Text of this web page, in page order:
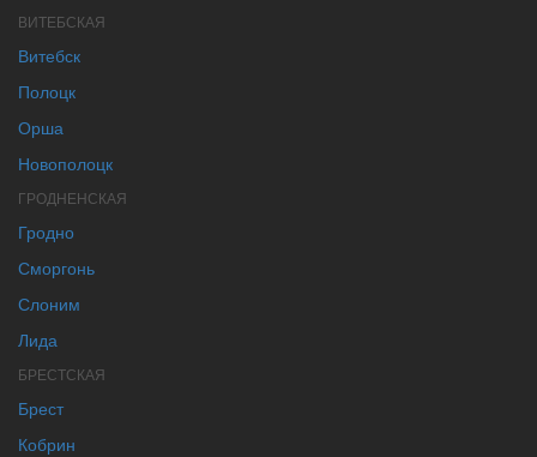
ВИТЕБСКАЯ
Витебск
Полоцк
Орша
Новополоцк
ГРОДНЕНСКАЯ
Гродно
Сморгонь
Слоним
Лида
БРЕСТСКАЯ
Брест
Кобрин